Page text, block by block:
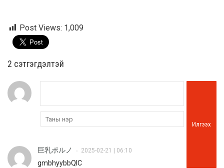
Post Views: 1,009
2 cэтгэгдэлтэй
Илгээх
巨乳ポルノ • 2025-02-21 | 06:10
gmbhyybbQIC